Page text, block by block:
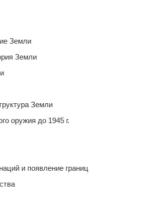
Земли
Земли
Земли
оружия до 1945 г.
и появление границ